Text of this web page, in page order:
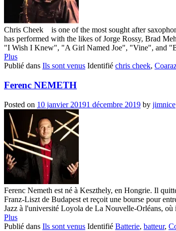
Chris Cheek is one of the most sought after
has performed with the likes of Jorge Rossy, Brad
"I Wish I Knew", "A Girl Named Joe", "Vine", and
Plus
Publié dans Ils sont venus Identifié chris cheek,
Ferenc NEMETH
Posted on 10 janvier 20191 décembre 2019 by jimnice
Ferenc Nemeth est né à Keszthely, en Hongrie. Il
Franz-Liszt de Budapest et reçoit une bourse pour
Jazz à l'université Loyola de La Nouvelle-Orléans, où
Plus
Publié dans Ils sont venus Identifié Batterie, batteur,